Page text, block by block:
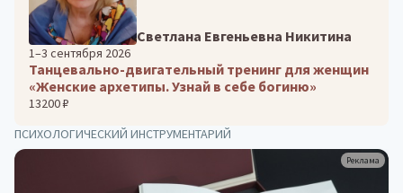
Светлана Евгеньевна Никитина
1–3 сентября 2026
Танцевально-двигательный тренинг для женщин
«Женские архетипы. Узнай в себе богиню»
13200 ₽
ПСИХОЛОГИЧЕСКИЙ ИНСТРУМЕНТАРИЙ
Реклама